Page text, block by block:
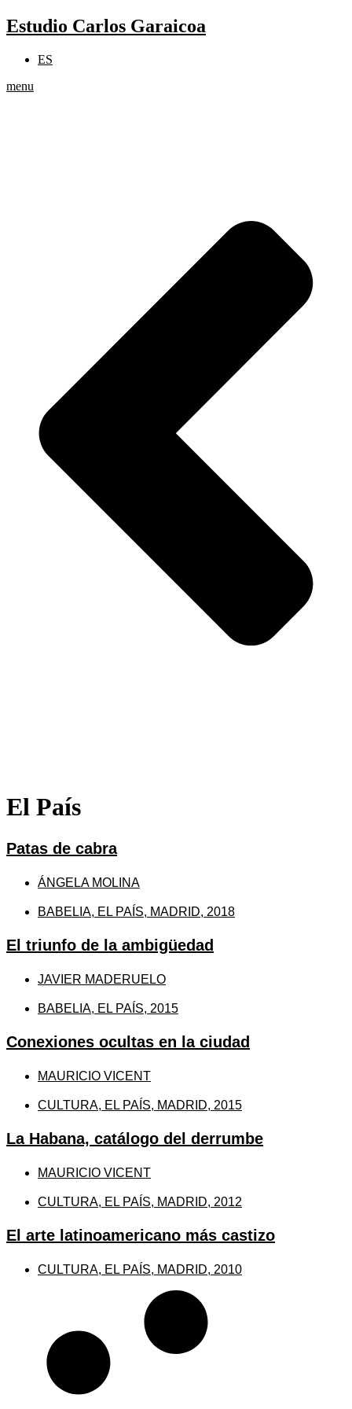
Skip
to
Estudio Carlos Garaicoa
ES
menu
El País
Patas de cabra
ÁNGELA MOLINA
BABELIA, EL PAÍS, MADRID, 2018
El triunfo de la ambigüedad
JAVIER MADERUELO
BABELIA, EL PAÍS, 2015
Conexiones ocultas en la ciudad
MAURICIO VICENT
CULTURA, EL PAÍS, MADRID, 2015
La Habana, catálogo del derrumbe
MAURICIO VICENT
CULTURA, EL PAÍS, MADRID, 2012
El arte latinoamericano más castizo
CULTURA, EL PAÍS, MADRID, 2010